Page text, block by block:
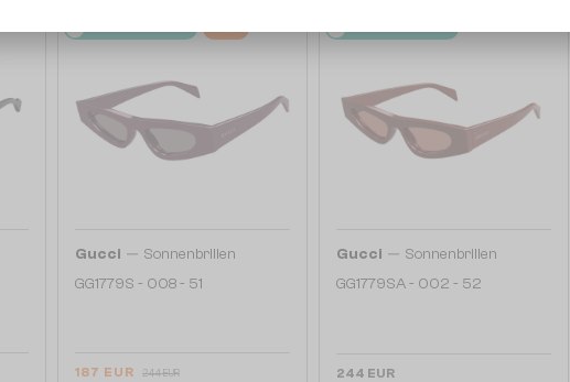
Gucci — Sonnenbrillen
GG1779S - 008 - 51
187 EUR 244 EUR
Gucci — Sonnenbrillen
GG1779SA - 002 - 52
244 EUR